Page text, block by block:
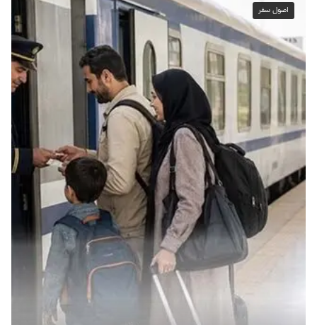
اصول سفر